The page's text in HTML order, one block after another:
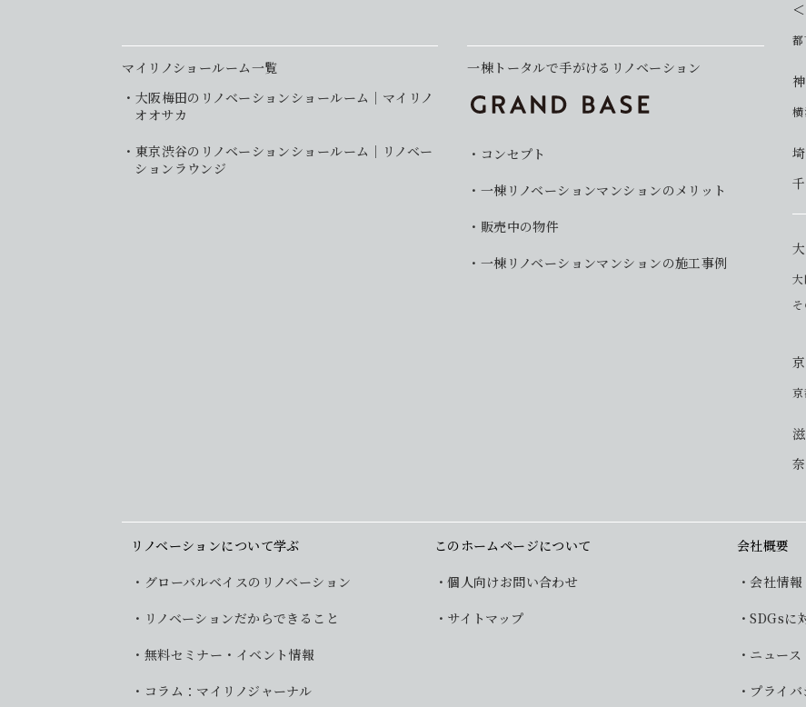
マイリノショールーム一覧
大阪梅田のリノベーションショールーム｜マイリノ
オオサカ
東京渋谷のリノベーションショールーム｜リノベー
ションラウンジ
一棟トータルで手がけるリノベーション
コンセプト
一棟リノベーションマンションのメリット
販売中の物件
一棟リノベーションマンションの施工事例
リノベーションについて学ぶ
グローバルベイスのリノベーション
リノベーションだからできること
無料セミナー・イベント情報
コラム：マイリノジャーナル
このホームページについて
個人向けお問い合わせ
サイトマップ
会社概要
会社情報
SDGsに
ニュース
プライ